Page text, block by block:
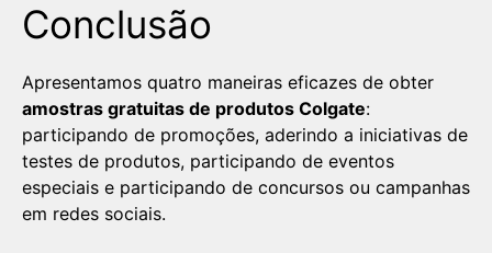
Conclusão
Apresentamos quatro maneiras eficazes de obter
amostras gratuitas de produtos Colgate:
participando de promoções, aderindo a iniciativas de
testes de produtos, participando de eventos
especiais e participando de concursos ou campanhas
em redes sociais.